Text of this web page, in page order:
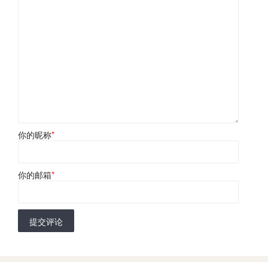
你的昵称*
你的邮箱*
提交评论